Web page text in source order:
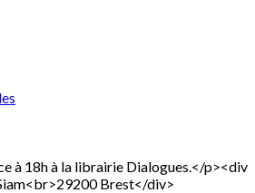
à 18h à la librairie Dialogues.</p><div
Brest</div>